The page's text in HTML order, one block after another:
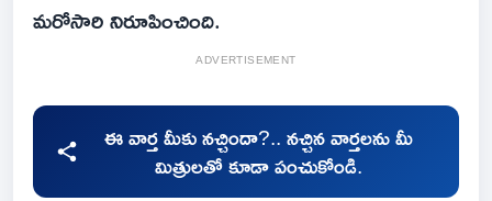
మ‌రోసారి నిరూపించింది.
ADVERTISEMENT
ఈ వార్త మీకు నచ్చిందా?.. నచ్చిన వార్తలను మీ
మిత్రులతో కూడా పంచుకోండి.